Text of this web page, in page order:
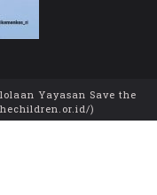
Yayasan Save the
)